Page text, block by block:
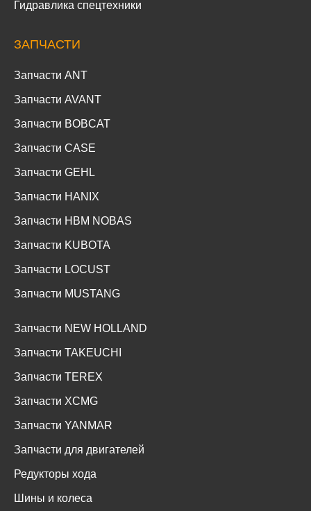
Гидравлика спецтехники
ЗАПЧАСТИ
Запчасти ANT
Запчасти AVANT
Запчасти BOBCAT
Запчасти CASE
Запчасти GEHL
Запчасти HANIX
Запчасти HBM NOBAS
Запчасти KUBOTA
Запчасти LOCUST
Запчасти MUSTANG
Запчасти NEW HOLLAND
Запчасти TAKEUCHI
Запчасти TEREX
Запчасти XCMG
Запчасти YANMAR
Запчасти для двигателей
Редукторы хода
Шины и колеса